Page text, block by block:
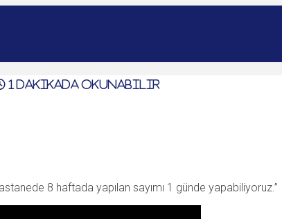
1 dakikada okunabilir
8 haftada yapılan sayımı 1 günde yapabiliyoruz.”